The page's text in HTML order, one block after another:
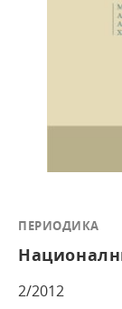
ПЕРИОДИКА
2/2012